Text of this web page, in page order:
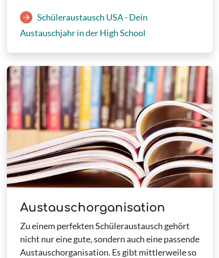
Schüleraustausch USA - Dein
Austauschjahr in der High School
Austauschorganisation
Zu einem perfekten Schüleraustausch gehört
nicht nur eine gute, sondern auch eine passende
Austauschorganisation. Es gibt mittlerweile so